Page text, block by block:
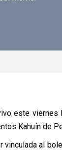
este viernes
Kahuín de
vinculada al